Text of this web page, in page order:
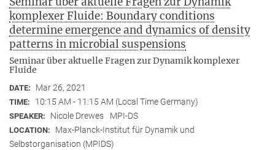
komplexer Fluide: Boundary conditions
determine emergence and dynamics of density
patterns in microbial suspensions
Seminar über aktuelle Fragen zur Dynamik komplexer
Fluide
DATE: Mar 26, 2021
TIME: 10:15 AM - 11:15 AM (Local Time Germany)
SPEAKER: Nicole Drewes MPI-DS
LOCATION:
Max-Planck-Institut für Dynamik und
Selbstorganisation (MPIDS)